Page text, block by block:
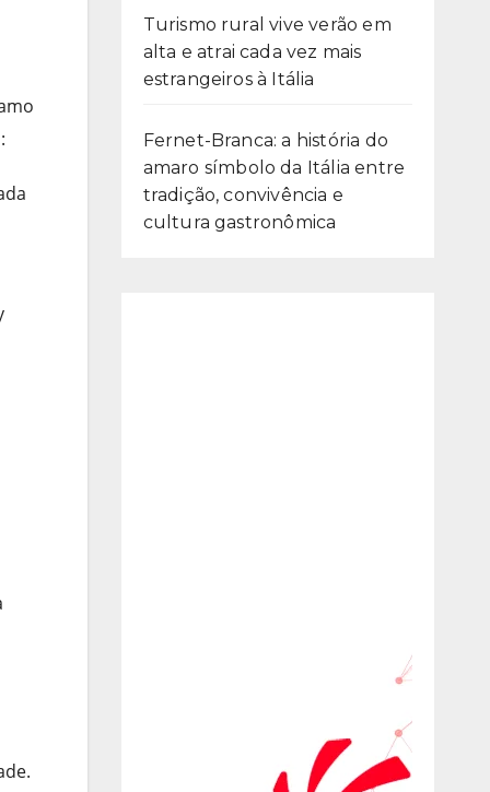
Turismo rural vive verão em
alta e atrai cada vez mais
estrangeiros à Itália
Fernet-Branca: a história do
amaro símbolo da Itália entre
tradição, convivência e
cultura gastronômica